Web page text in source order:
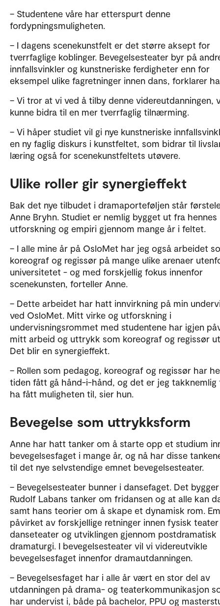
– Studentene våre har etterspurt denne
fordypningsmuligheten.
– I dagens scenekunstfelt er det større aksept for
tverrfaglige koblinger. Bevegelsesteater byr på
innfallsvinkler og kunstneriske ferdigheter enn for
eksempel ulike fagretninger innen dans, forklarer
– Vi tror at vi ved å tilby denne videreutdanningen,
kunne bidra til en mer tverrfaglig tilnærming.
– Vi håper studiet vil gi nye kunstneriske
en ny faglig diskurs i kunstfeltet, som bidrar til
læring også for scenekunstfeltets utøvere.
Ulike roller gir synergieffekt
Bak det nye tilbudet i dramaporteføljen står
Anne Bryhn. Studiet er nemlig bygget ut fra hennes
utforskning og empiri gjennom mange år i feltet.
– I alle mine år på OsloMet har jeg også arbeidet
koreograf og regissør på mange ulike arenaer
universitetet - og med forskjellig fokus innenfor
scenekunsten, forteller Anne.
– Dette arbeidet har hatt innvirkning på min
ved OsloMet. Mitt virke og utforskning i
undervisningsrommet med studentene har igjen
mitt arbeid og uttrykk som koreograf og regissør
Det blir en synergieffekt.
– Rollen som pedagog, koreograf og regissør har
tiden fått gå hånd-i-hånd, og det er jeg takknemlig
ha fått muligheten til, sier hun.
Bevegelse som uttrykksform
Anne har hatt tanker om å starte opp et studium
bevegelsesfaget i mange år, og nå har disse
til det nye selvstendige emnet bevegelsesteater.
– Bevegelsesteater bunner i dansefaget. Det
Rudolf Labans tanker om fridansen og at alle kan
samt hans teorier om å skape et dynamisk rom.
påvirket av forskjellige retninger innen fysisk
danseteater og utviklingen gjennom postdramatisk
dramaturgi. I bevegelsesteater vil vi videreutvikle
bevegelsesfaget innenfor dramautdanningen.
– Bevegelsesfaget har i alle år vært en stor del av
utdanningen på drama- og teaterkommunikasjon
har undervist i, både på bachelor, PPU og